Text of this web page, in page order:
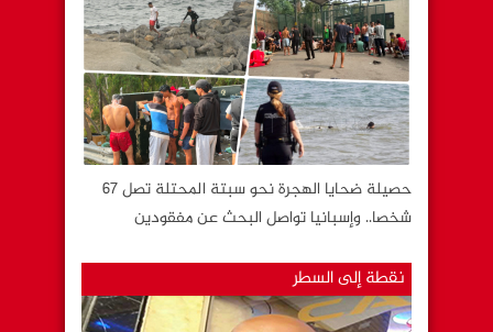
حصيلة ضحايا الهجرة نحو سبتة المحتلة تصل 67
شخصا.. وإسبانيا تواصل البحث عن مفقودين
نقطة إلى السطر